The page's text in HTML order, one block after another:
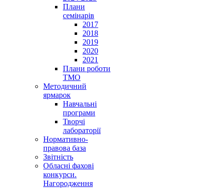
Плани
семінарів
2017
2018
2019
2020
2021
Плани роботи
ТМО
Методичний
ярмарок
Навчальні
програми
Творчі
лабораторії
Нормативно-
правова база
Звітність
Обласні фахові
конкурси.
Нагородження